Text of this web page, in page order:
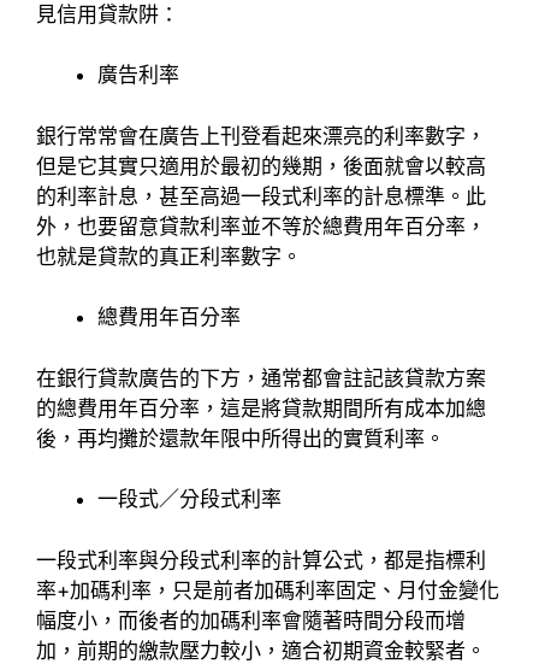
見信用貸款阱：
廣告利率
銀行常常會在廣告上刊登看起來漂亮的利率數字，
但是它其實只適用於最初的幾期，後面就會以較高
的利率計息，甚至高過一段式利率的計息標準。此
外，也要留意貸款利率並不等於總費用年百分率，
也就是貸款的真正利率數字。
總費用年百分率
在銀行貸款廣告的下方，通常都會註記該貸款方案
的總費用年百分率，這是將貸款期間所有成本加總
後，再均攤於還款年限中所得出的實質利率。
一段式／分段式利率
一段式利率與分段式利率的計算公式，都是指標利
率+加碼利率，只是前者加碼利率固定、月付金變化
幅度小，而後者的加碼利率會隨著時間分段而增
加，前期的繳款壓力較小，適合初期資金較緊者。